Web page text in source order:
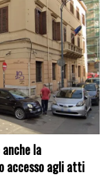
la
accesso agli atti